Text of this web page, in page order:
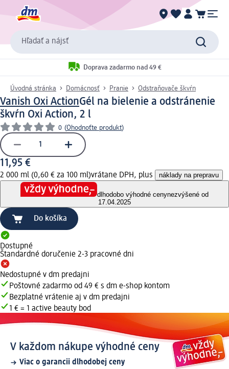
Hľadať a nájsť
Doprava zadarmo nad 49 €
Úvodná stránka Domácnosť Pranie Odstraňovače škvŕn
Vanish Oxi ActionGél na bielenie a odstránenie
škvŕn Oxi Action, 2 l
0 (Ohodnoťte produkt)
11,95 €
2 000 ml (0,60 € za 100 ml)vrátane DPH, plus náklady na prepravu
dlhodobo výhodné cenynezvýšené od
17.04.2025
Do košíka
Dostupné
Štandardné doručenie 2-3 pracovné dni
Nedostupné v dm predajni
Poštovné zadarmo od 49 € s dm e-shop kontom
Bezplatné vrátenie aj v dm predajni
1 € = 1 active beauty bod
V každom nákupe výhodné ceny
Viac o garancii dlhodobej ceny